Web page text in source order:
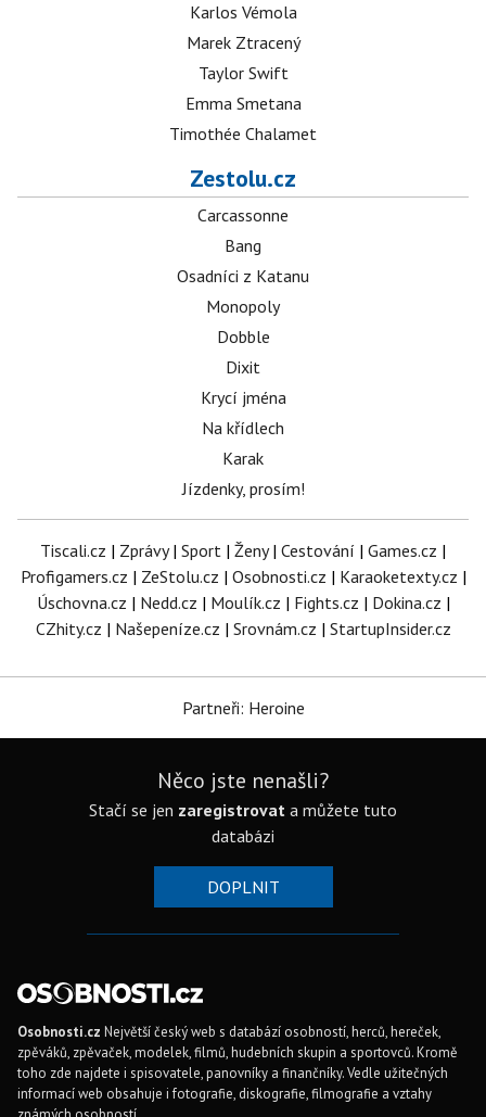
Karlos Vémola
Marek Ztracený
Taylor Swift
Emma Smetana
Timothée Chalamet
Zestolu.cz
Carcassonne
Bang
Osadníci z Katanu
Monopoly
Dobble
Dixit
Krycí jména
Na křídlech
Karak
Jízdenky, prosím!
Tiscali.cz | Zprávy| Sport | Ženy| Cestování | Games.cz |
Profigamers.cz | ZeStolu.cz | Osobnosti.cz | Karaoketexty.cz |
Úschovna.cz | Nedd.cz | Moulík.cz | Fights.cz | Dokina.cz |
CZhity.cz | Našepeníze.cz | Srovnám.cz | StartupInsider.cz
Partneři: Heroine
Něco jste nenašli?
Stačí se jen zaregistrovat a můžete tuto
databázi
DOPLNIT
Osobnosti.cz Největší český web s databází osobností, herců, hereček,
zpěváků, zpěvaček, modelek, filmů, hudebních skupin a sportovců. Kromě
toho zde najdete i spisovatele, panovníky a finančníky. Vedle užitečných
informací web obsahuje i fotografie, diskografie, filmografie a vztahy